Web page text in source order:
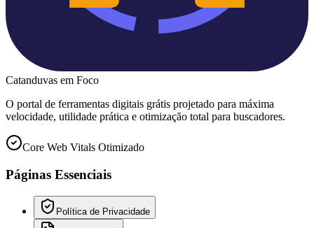
Catanduvas em Foco
O portal de ferramentas digitais grátis projetado para máxima
velocidade, utilidade prática e otimização total para buscadores.
Core Web Vitals Otimizado
Páginas Essenciais
Política de Privacidade